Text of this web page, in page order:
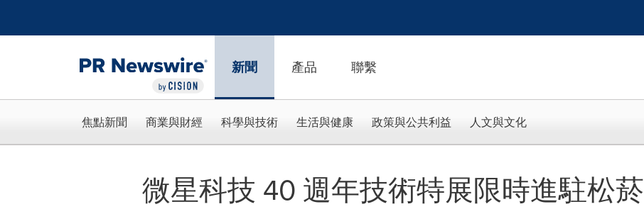
新聞 產品 聯繫
焦點新聞 商業與財經 科學與技術 生活與健康 政策與公共利益 人文與文化
微星科技 40 週年技術特展限時進駐松菸